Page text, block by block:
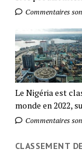
Commentaires
Le Nigéria est
monde en 2022,
Commentaires
CLASSEMENT